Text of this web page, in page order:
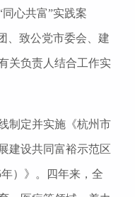
心共富”实践案
、致公党市委会、建
关负责人结合工作实
制定并实施《杭州市
建设共同富裕示范区
）》。四年来，全